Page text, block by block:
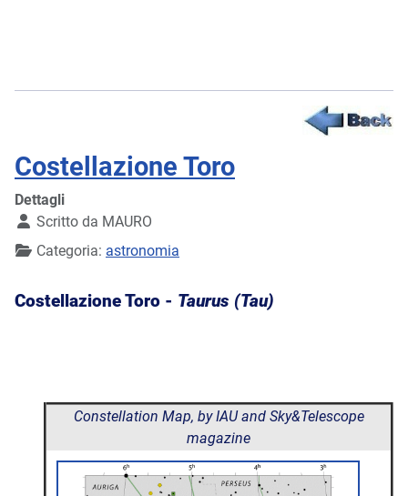
Costellazione Toro
Dettagli
Scritto da MAURO
Categoria: astronomia
Costellazione Toro - Taurus (Tau)
Constellation Map, by IAU and Sky&Telescope
magazine